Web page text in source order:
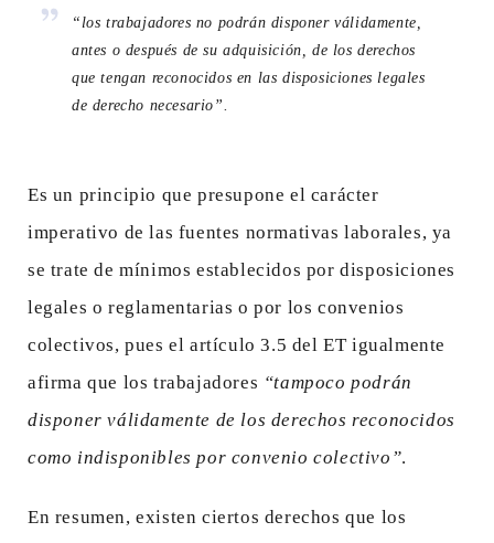
“los trabajadores no podrán disponer válidamente,
antes o después de su adquisición, de los derechos
que tengan reconocidos en las disposiciones legales
de derecho necesario”.
Es un principio que presupone el carácter
imperativo de las fuentes normativas laborales, ya
se trate de mínimos establecidos por disposiciones
legales o reglamentarias o por los convenios
colectivos, pues el artículo 3.5 del ET igualmente
afirma que los trabajadores “tampoco podrán
disponer válidamente de los derechos reconocidos
como indisponibles por convenio colectivo”.
En resumen, existen ciertos derechos que los